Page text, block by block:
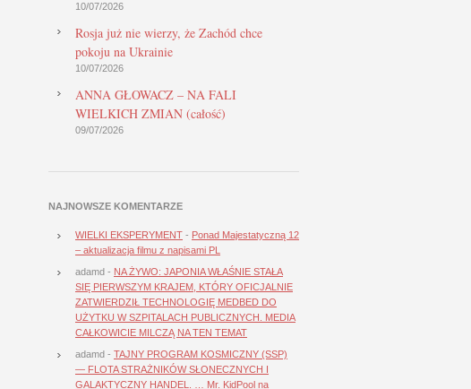
10/07/2026
Rosja już nie wierzy, że Zachód chce
pokoju na Ukrainie
10/07/2026
ANNA GŁOWACZ – NA FALI
WIELKICH ZMIAN (całość)
09/07/2026
NAJNOWSZE KOMENTARZE
WIELKI EKSPERYMENT - Ponad Majestatyczną 12
– aktualizacja filmu z napisami PL
adamd - NA ŻYWO: JAPONIA WŁAŚNIE STAŁA
SIĘ PIERWSZYM KRAJEM, KTÓRY OFICJALNIE
ZATWIERDZIŁ TECHNOLOGIĘ MEDBED DO
UŻYTKU W SZPITALACH PUBLICZNYCH. MEDIA
CAŁKOWICIE MILCZĄ NA TEN TEMAT
adamd - TAJNY PROGRAM KOSMICZNY (SSP)
— FLOTA STRAŻNIKÓW SŁONECZNYCH I
GALAKTYCZNY HANDEL. … Mr. KidPool na